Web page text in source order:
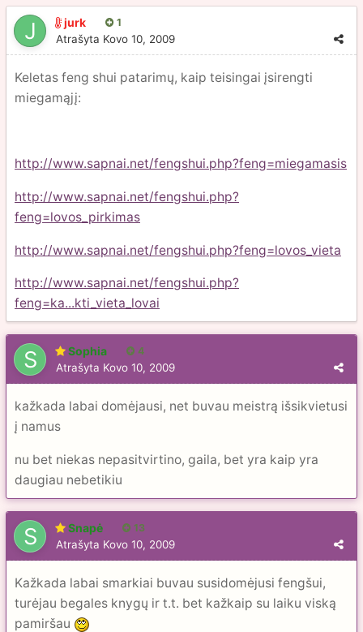
jurk 1
Atrašyta Kovo 10, 2009
Keletas feng shui patarimų, kaip teisingai įsirengti
miegamąjį:
http://www.sapnai.net/fengshui.php?feng=miegamasis
http://www.sapnai.net/fengshui.php?
feng=lovos_pirkimas
http://www.sapnai.net/fengshui.php?feng=lovos_vieta
http://www.sapnai.net/fengshui.php?
feng=ka...kti_vieta_lovai
Sophia 4
Atrašyta Kovo 10, 2009
kažkada labai domėjausi, net buvau meistrą išsikvietusi
į namus
nu bet niekas nepasitvirtino, gaila, bet yra kaip yra
daugiau nebetikiu
Snapė 13
Atrašyta Kovo 10, 2009
Kažkada labai smarkiai buvau susidomėjusi fengšui,
turėjau begales knygų ir t.t. bet kažkaip su laiku viską
pamiršau